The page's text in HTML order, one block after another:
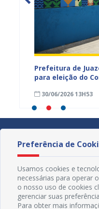
Prefeitura de
para eleição do
30/06/2026 13H53
Preferência de
Usamos cookies e
necessárias para operar
o nosso uso de cookies
gerenciar suas
Para obter mais